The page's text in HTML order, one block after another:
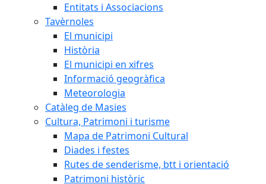
Entitats i Associacions
Tavèrnoles
El municipi
Història
El municipi en xifres
Informació geogràfica
Meteorologia
Catàleg de Masies
Cultura, Patrimoni i turisme
Mapa de Patrimoni Cultural
Diades i festes
Rutes de senderisme, btt i orientació
Patrimoni històric